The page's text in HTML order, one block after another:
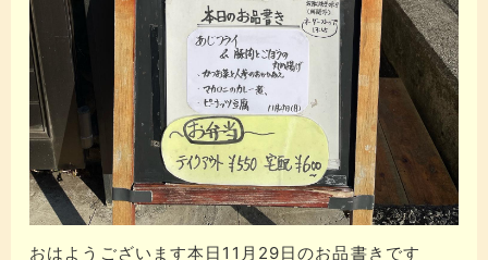
おはようございます本日11月29日のお品書きです